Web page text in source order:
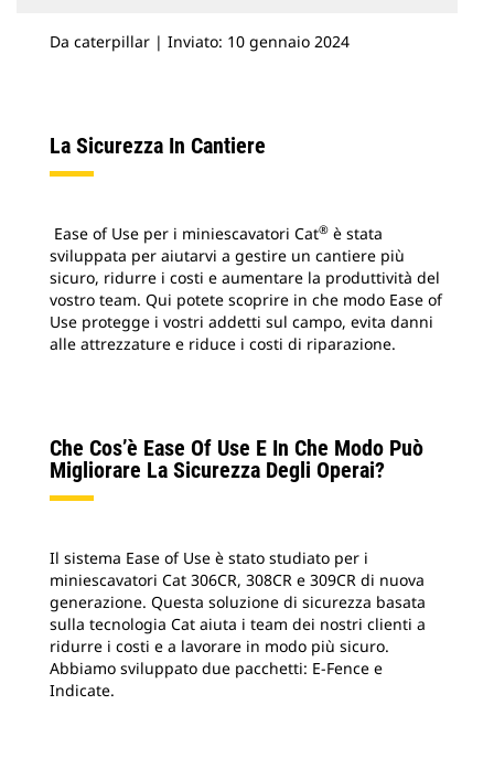
Da caterpillar | Inviato: 10 gennaio 2024
La Sicurezza In Cantiere
Ease of Use per i miniescavatori Cat® è stata
sviluppata per aiutarvi a gestire un cantiere più
sicuro, ridurre i costi e aumentare la produttività del
vostro team. Qui potete scoprire in che modo Ease of
Use protegge i vostri addetti sul campo, evita danni
alle attrezzature e riduce i costi di riparazione.
Che Cos’è Ease Of Use E In Che Modo Può
Migliorare La Sicurezza Degli Operai?
Il sistema Ease of Use è stato studiato per i
miniescavatori Cat 306CR, 308CR e 309CR di nuova
generazione. Questa soluzione di sicurezza basata
sulla tecnologia Cat aiuta i team dei nostri clienti a
ridurre i costi e a lavorare in modo più sicuro.
Abbiamo sviluppato due pacchetti: E-Fence e
Indicate.